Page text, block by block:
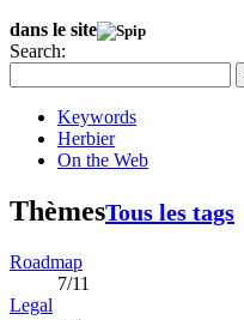
dans le site
Search:
Keywords
Herbier
On the Web
ThèmesTous les tags
Roadmap
7/11
Legal